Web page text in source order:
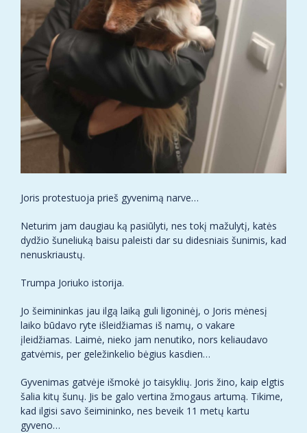
Joris protestuoja prieš gyvenimą narve…
Neturim jam daugiau ką pasiūlyti, nes tokį mažulytį, katės
dydžio šuneliuką baisu paleisti dar su didesniais šunimis, kad
nenuskriaustų.
Trumpa Joriuko istorija.
Jo šeimininkas jau ilgą laiką guli ligoninėj, o Joris mėnesį
laiko būdavo ryte išleidžiamas iš namų, o vakare
įleidžiamas. Laimė, nieko jam nenutiko, nors keliaudavo
gatvėmis, per geležinkelio bėgius kasdien…
Gyvenimas gatvėje išmokė jo taisyklių. Joris žino, kaip elgtis
šalia kitų šunų. Jis be galo vertina žmogaus artumą. Tikime,
kad ilgisi savo šeimininko, nes beveik 11 metų kartu
gyveno…